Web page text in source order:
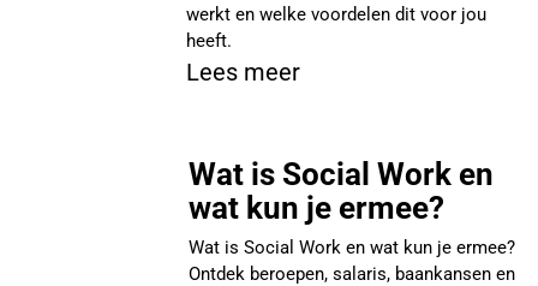
werkt en welke voordelen dit voor jou
heeft.
Lees meer
Wat is Social Work en
wat kun je ermee?
Wat is Social Work en wat kun je ermee?
Ontdek beroepen, salaris, baankansen en